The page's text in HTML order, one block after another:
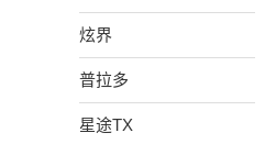
炫界
普拉多
星途TX